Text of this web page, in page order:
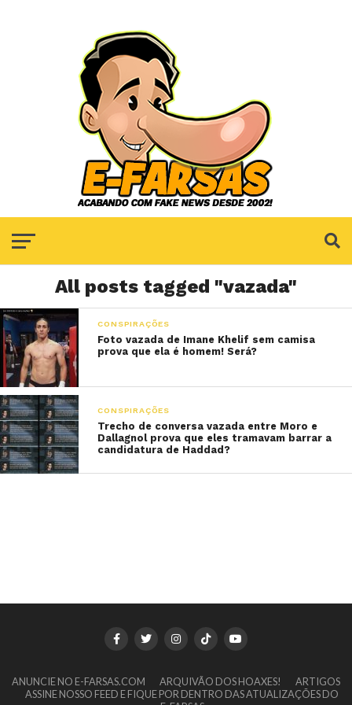
All posts tagged "vazada"
CONSPIRAÇÕES
Foto vazada de Imane Khelif sem camisa
prova que ela é homem! Será?
CONSPIRAÇÕES
Trecho de conversa vazada entre Moro e
Dallagnol prova que eles tramavam barrar a
candidatura de Haddad?
ANUNCIE NO E-FARSAS.COM ARQUIVÃO DOS HOAXES!
ARTIGOS
ASSINE NOSSO FEED E FIQUE POR DENTRO DAS ATUALIZAÇÕES DO